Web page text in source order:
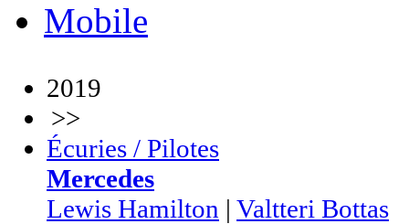
Mobile
2019
>>
Écuries / Pilotes
Mercedes
Lewis Hamilton | Valtteri Bottas